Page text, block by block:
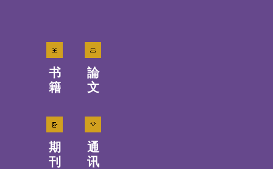
书
籍
論
文
期
刊
通
讯